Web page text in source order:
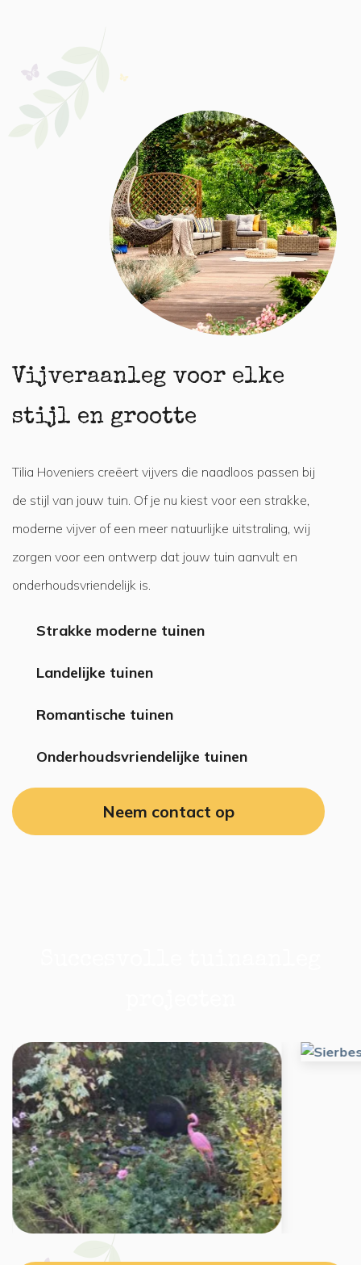
Vijveraanleg voor elke
stijl en grootte
Tilia Hoveniers creëert vijvers die naadloos passen bij
de stijl van jouw tuin. Of je nu kiest voor een strakke,
moderne vijver of een meer natuurlijke uitstraling, wij
zorgen voor een ontwerp dat jouw tuin aanvult en
onderhoudsvriendelijk is.
Strakke moderne tuinen
Landelijke tuinen
Romantische tuinen
Onderhoudsvriendelijke tuinen
Neem contact op